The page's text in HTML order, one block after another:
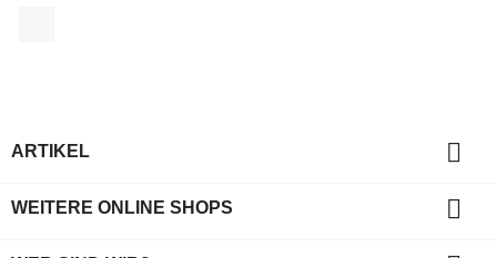
ARTIKEL 
WEITERE ONLINE SHOPS 